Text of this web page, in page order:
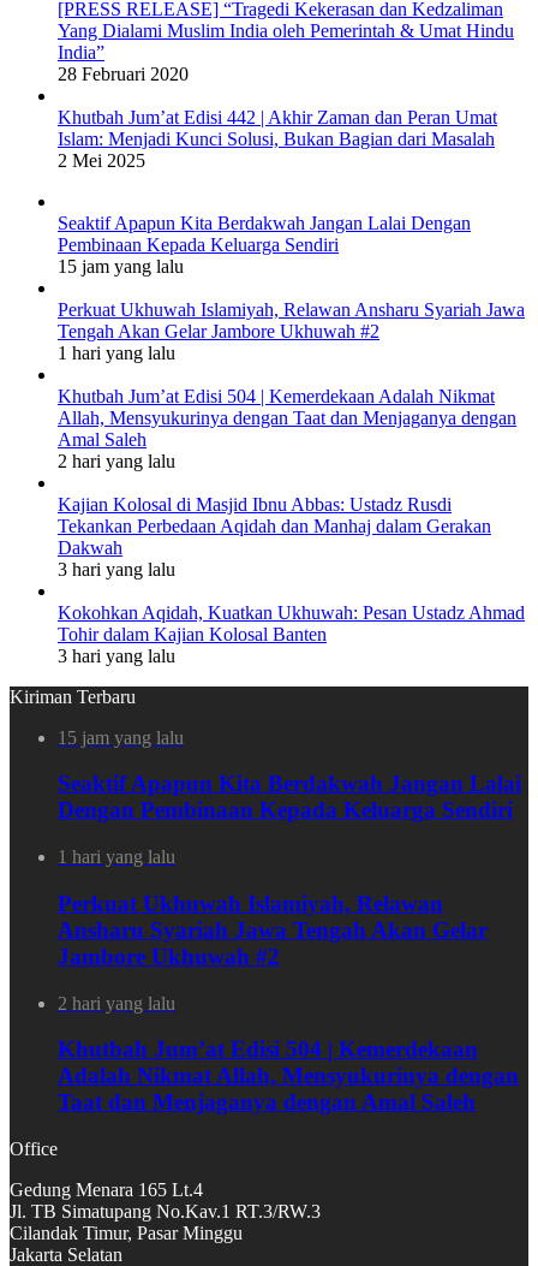
[PRESS RELEASE] “Tragedi Kekerasan dan Kedzaliman
Yang Dialami Muslim India oleh Pemerintah & Umat Hindu
India”
28 Februari 2020
Khutbah Jum’at Edisi 442 | Akhir Zaman dan Peran Umat
Islam: Menjadi Kunci Solusi, Bukan Bagian dari Masalah
2 Mei 2025
Seaktif Apapun Kita Berdakwah Jangan Lalai Dengan
Pembinaan Kepada Keluarga Sendiri
15 jam yang lalu
Perkuat Ukhuwah Islamiyah, Relawan Ansharu Syariah Jawa
Tengah Akan Gelar Jambore Ukhuwah #2
1 hari yang lalu
Khutbah Jum’at Edisi 504 | Kemerdekaan Adalah Nikmat
Allah, Mensyukurinya dengan Taat dan Menjaganya dengan
Amal Saleh
2 hari yang lalu
Kajian Kolosal di Masjid Ibnu Abbas: Ustadz Rusdi
Tekankan Perbedaan Aqidah dan Manhaj dalam Gerakan
Dakwah
3 hari yang lalu
Kokohkan Aqidah, Kuatkan Ukhuwah: Pesan Ustadz Ahmad
Tohir dalam Kajian Kolosal Banten
3 hari yang lalu
Kiriman Terbaru
15 jam yang lalu
Seaktif Apapun Kita Berdakwah Jangan Lalai
Dengan Pembinaan Kepada Keluarga Sendiri
1 hari yang lalu
Perkuat Ukhuwah Islamiyah, Relawan
Ansharu Syariah Jawa Tengah Akan Gelar
Jambore Ukhuwah #2
2 hari yang lalu
Khutbah Jum’at Edisi 504 | Kemerdekaan
Adalah Nikmat Allah, Mensyukurinya dengan
Taat dan Menjaganya dengan Amal Saleh
Office
Gedung Menara 165 Lt.4
Jl. TB Simatupang No.Kav.1 RT.3/RW.3
Cilandak Timur, Pasar Minggu
Jakarta Selatan